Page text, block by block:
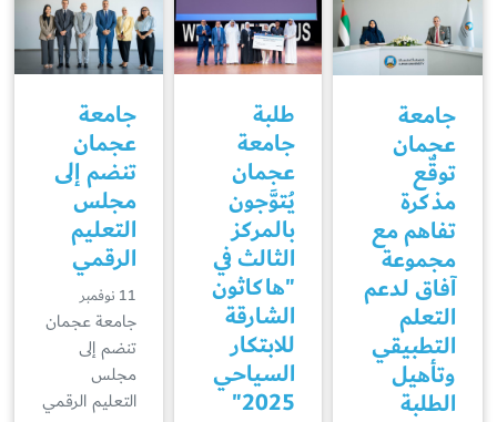
جامعة
عجمان
توقّع
مذكرة
تفاهم مع
مجموعة
آفاق لدعم
التعلم
التطبيقي
وتأهيل
الطلبة
طلبة
جامعة
عجمان
يُتوَّجون
بالمركز
الثالث في
"هاكاثون
الشارقة
للابتكار
السياحي
2025"
جامعة
عجمان
تنضم إلى
مجلس
التعليم
الرقمي
11 نوفمبر
جامعة عجمان
تنضم إلى
مجلس
التعليم الرقمي